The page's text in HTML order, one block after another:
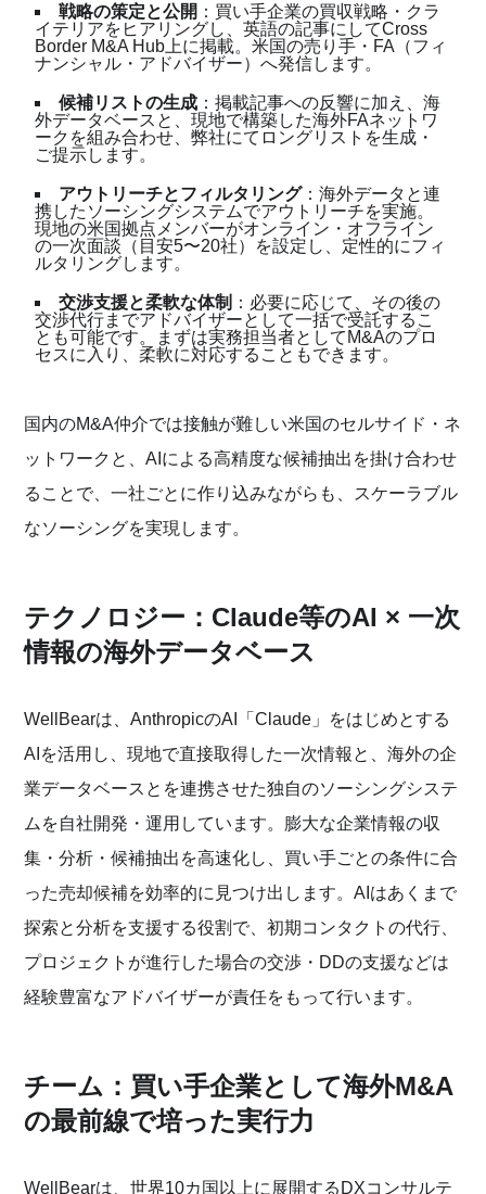
戦略の策定と公開 ：買い手企業の買収戦略・クラ
イテリアをヒアリングし、英語の記事にしてCross
Border M&A Hub上に掲載。米国の売り手・FA（フィ
ナンシャル・アドバイザー）へ発信します。
候補リストの生成 ：掲載記事への反響に加え、海
外データベースと、現地で構築した海外FAネットワ
ークを組み合わせ、弊社にてロングリストを生成・
ご提示します。
アウトリーチとフィルタリング：海外データと連
携したソーシングシステムでアウトリーチを実施。
現地の米国拠点メンバーがオンライン・オフライン
の一次面談（目安5〜20社）を設定し、定性的にフィ
ルタリングします。
交渉支援と柔軟な体制 ：必要に応じて、その後の
交渉代行までアドバイザーとして一括で受託するこ
とも可能です。まずは実務担当者としてM&Aのプロ
セスに入り、柔軟に対応することもできます。
国内のM&A仲介では接触が難しい米国のセルサイド・ネ
ットワークと、AIによる高精度な候補抽出を掛け合わせ
ることで、一社ごとに作り込みながらも、スケーラブル
なソーシングを実現します。
テクノロジー：Claude等のAI × 一次
情報の海外データベース
WellBearは、AnthropicのAI「Claude」をはじめとする
AIを活用し、現地で直接取得した一次情報と、海外の企
業データベースとを連携させた独自のソーシングシステ
ムを自社開発・運用しています。膨大な企業情報の収
集・分析・候補抽出を高速化し、買い手ごとの条件に合
った売却候補を効率的に見つけ出します。AIはあくまで
探索と分析を支援する役割で、初期コンタクトの代行、
プロジェクトが進行した場合の交渉・DDの支援などは
経験豊富なアドバイザーが責任をもって行います。
チーム：買い手企業として海外M&A
の最前線で培った実行力
WellBearは、世界10カ国以上に展開するDXコンサルテ